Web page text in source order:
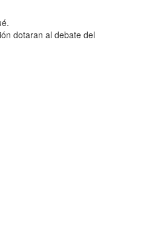
dotaran al debate del